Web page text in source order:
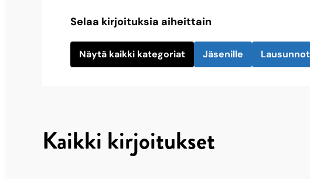
Selaa kirjoituksia aiheittain
Näytä kaikki kategoriat Jäsenille Lausunnot
Kaikki kirjoitukset